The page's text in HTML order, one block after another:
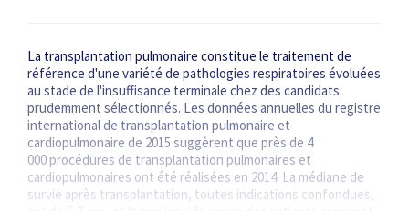
La transplantation pulmonaire constitue le traitement de
référence d'une variété de pathologies respiratoires évoluées
au stade de l'insuffisance terminale chez des candidats
prudemment sélectionnés. Les données annuelles du registre
international de transplantation pulmonaire et
cardiopulmonaire de 2015 suggèrent que près de 4
000 procédures de transplantation pulmonaires et
cardiopulmonaires ont été réalisées en 2014. La médiane de
survie après transplantation, toutes indications confondues,